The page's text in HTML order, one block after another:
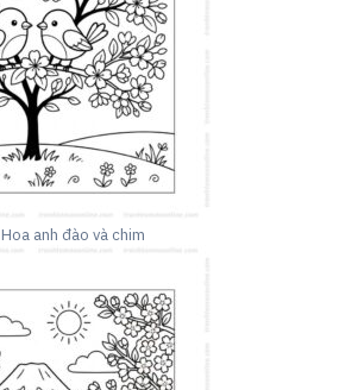
Hoa anh đào và chim